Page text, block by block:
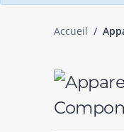
Accueil